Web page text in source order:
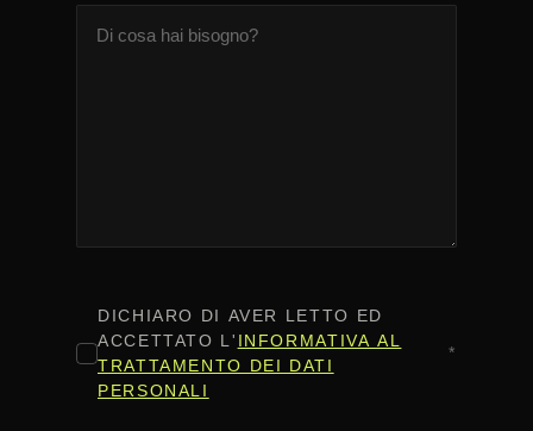
CONSENSO*
DICHIARO DI AVER LETTO ED
ACCETTATO L' INFORMATIVA AL
TRATTAMENTO DEI DATI
PERSONALI
*